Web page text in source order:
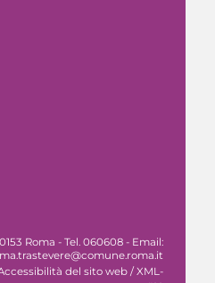
Roma - Tel. 060608 - Email:
del sito web / XML-